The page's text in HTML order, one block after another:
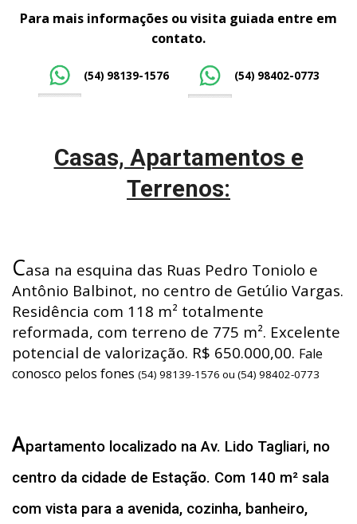
Para mais informações ou visita guiada entre em
contato.
(54) 98139-1576 (54) 98402-0773
Casas, Apartamentos e
Terrenos:
Casa na esquina das Ruas Pedro Toniolo e
Antônio Balbinot, no centro de Getúlio Vargas.
Residência com 118 m² totalmente
reformada, com terreno de 775 m². Excelente
potencial de valorização. R$ 650.000,00. Fale
conosco pelos fones (54) 98139-1576 ou (54) 98402-0773
Apartamento localizado na Av. Lido Tagliari, no
centro da cidade de Estação. Com 140 m² sala
com vista para a avenida, cozinha, banheiro,